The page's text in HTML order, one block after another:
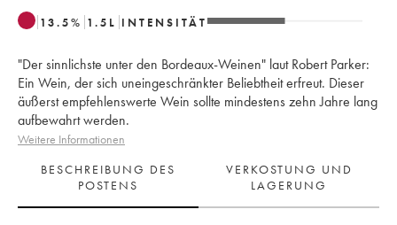
13.5% 1.5 L INTENSITÄT
"Der sinnlichste unter den Bordeaux-Weinen" laut Robert Parker:
Ein Wein, der sich uneingeschränkter Beliebtheit erfreut. Dieser
äußerst empfehlenswerte Wein sollte mindestens zehn Jahre lang
aufbewahrt werden.
Weitere Informationen
BESCHREIBUNG DES
POSTENS
VERKOSTUNG UND
LAGERUNG